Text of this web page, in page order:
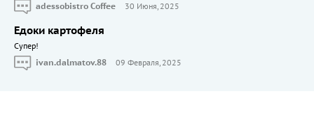
adessobistro Coffee
30 Июня, 2025
Едоки картофеля
Cупер!
ivan.dalmatov.88
09 Февраля, 2025